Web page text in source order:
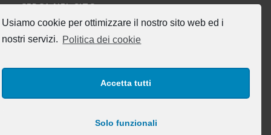
Usiamo cookie per ottimizzare il nostro sito web ed i
nostri servizi. Politica dei cookie
Accetta tutti
Solo funzionali
CERCA NEL SITO
I NOSTRI ORARI DI UFFICIO